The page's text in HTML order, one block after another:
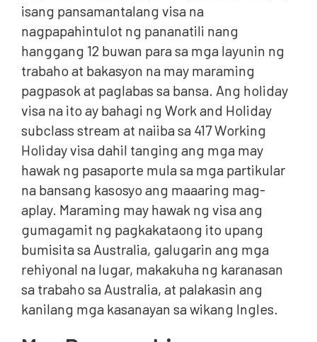
isang pansamantalang visa na
nagpapahintulot ng pananatili nang
hanggang 12 buwan para sa mga layunin ng
trabaho at bakasyon na may maraming
pagpasok at paglabas sa bansa. Ang holiday
visa na ito ay bahagi ng Work and Holiday
subclass stream at naiiba sa 417 Working
Holiday visa dahil tanging ang mga may
hawak ng pasaporte mula sa mga partikular
na bansang kasosyo ang maaaring mag-
aplay. Maraming may hawak ng visa ang
gumagamit ng pagkakataong ito upang
bumisita sa Australia, galugarin ang mga
rehiyonal na lugar, makakuha ng karanasan
sa trabaho sa Australia, at palakasin ang
kanilang mga kasanayan sa wikang Ingles.